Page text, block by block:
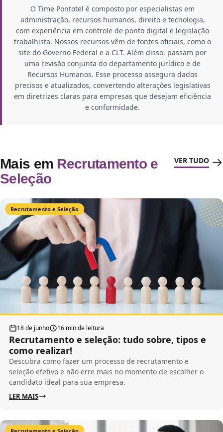
O Time Pontotel é composto por especialistas em
administração, recursos humanos, direito e tecnologia,
com experiência em controle de ponto digital e legislação
trabalhista. Nossos recursos vêm de fontes oficiais, como o
site do Governo Federal e a CLT. Além disso, passam por
uma revisão conjunta do departamento jurídico e de
Recursos Humanos. Esse processo assegura dados
precisos e atualizados, convertendo alterações legislativas
em diretrizes claras para empresas que desejam eficiência
e conformidade.
Mais em Recrutamento e
Seleção
VER TUDO
Recrutamento e Seleção
18 de junho 16 min de leitura
Recrutamento e seleção: tudo sobre, tipos e
como realizar!
Descubra como fazer um processo de recrutamento e
seleção efetivo e não erre mais no momento de escolher o
candidato ideal para sua empresa.
LER MAIS